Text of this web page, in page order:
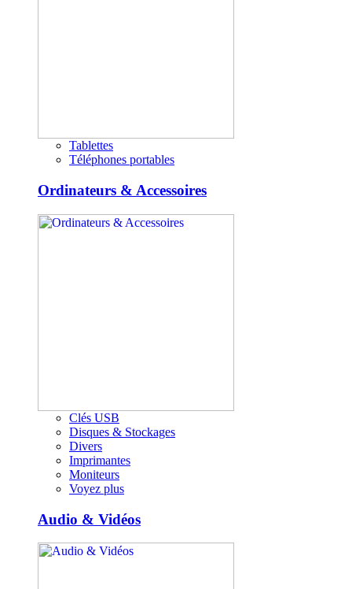
Tablettes
Téléphones portables
Ordinateurs & Accessoires
Clés USB
Disques & Stockages
Divers
Imprimantes
Moniteurs
Voyez plus
Audio & Vidéos